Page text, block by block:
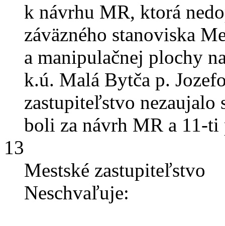
k návrhu MR, ktorá
záväzného stanoviska
a manipulačnej plochy
k.ú. Malá Bytča p.
zastupiteľstvo
boli za návrh MR a 11-ti
13
Mestské zastupiteľstvo
Neschvaľuje: